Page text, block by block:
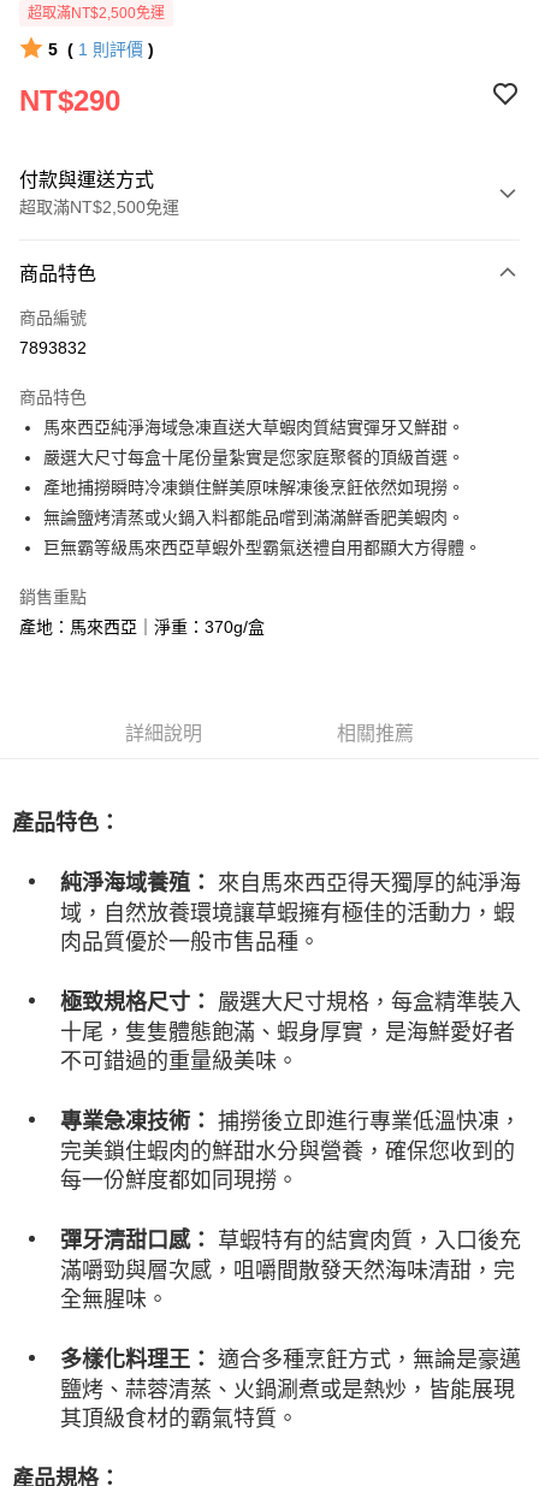
超取滿NT$2,500免運
5 ( 1 則評價 )
NT$290
付款與運送方式
超取滿NT$2,500免運
信用卡一次付款
LINE Pay
街口支付
悠遊付
Google Pay
大哥付你分期
相關說明
1.本服務由台灣大哥大提供，台灣大哥大用戶可立即使用無須另外申請。
3.實際核准額度、可分期數及費用金額請依後續交易確認頁面所載為準。
4.訂單成立30分鐘內，如未前往確認交易或遇審核未通過，訂單將自動取
【繳款方式說明】
1.分期款項不併入電信帳單，「大哥付你分期」於每月結算日後寄送繳費提
2.透過簡訊連結打開帳單後，可選擇「超商條碼／台灣大直營門市／銀行轉
帳／街口支付／iPASS MONEY」等通路繳費。
【注意事項】
買賣價金債權讓與本公司後，依約使用本公司帳單繳交帳款。
2.基於同意付款使用「大哥付你分期」之契約關係目的，商店將以您的個人
資料（包含姓名、電話或地址）提供予台灣大哥大進項蒐集、處理及利用，
由本公司與您本人進行分期帳單所需資料之確認、核對及更正。
AFTEE先享後付
【「AFTEE先享後付」結帳流程】
結帳頁面，進行簡訊認證並確認金額後，即可完成結帳。
２．訂單成立數日內，您將收到繳費通知簡訊。
３．收到繳費通知簡訊後14天內，點擊此簡訊中的連結，可透過四大超商／
ATM／網路銀行／等多元方式進行付款，方視為交易完成。
購買商品的店家。未經商家同意取消之訂單仍視為有效，需透過AFTEE先享
後付繳納相關費用。
※ 交易是否成功請以「AFTEE先享後付 」之結帳頁面顯示為準，若有關於
是否繳費成功／繳費後需取消欲退款等相關疑問，請聯繫「AFTEE先享後付
客戶支援中心」 https://netprotections.freshdesk.com/support/home
【注意事項】
１．透過由恩沛科技股份有限公司提供之「AFTEE先享後付」服務完成之交
易，需依本服務之必要範圍內提供個人資料，並將交易相關給付款項請求債
權轉讓予恩沛科技股份有限公司。
https://aftee.tw/terms/#terms3
３．未成年的使用者請事先徵得法定代理人或監護人之同意方可使用
「AFTEE先享後付」，若未經同意申辦者引起之損失，本公司不負相關責
４．使用「AFTEE先享後付」時，將依據個別帳號之用戶狀況，依本公司即
請求用戶進行身份認證。
５．嚴禁一人註冊多個帳號或使用他人資訊註冊。若發現惡意使用之情形，
恩沛科技股份有限公司將有權停止該用戶之使用額度並採取法律行動。
運送方式
不適用此配送)
每筆NT$150，滿NT$2,500(含以上)免運費
7-11冷凍超取(預計3-5天)(購買金額最高到2999元，超過請選
每筆NT$200，滿NT$2,500(含以上)免運費
冷凍宅配(配送時間18:00前)(如要選取7-11超取，單筆訂單金額最高
每筆NT$250，滿NT$3,000(含以上)免運費
離島冷凍宅配(配送時間18:00前)
冷凍貨到付款（配送時間18:00前）
每筆NT$250，滿NT$3,000(含以上)免運費
商品特色
商品編號
7893832
商品特色
馬來西亞純淨海域急凍直送大草蝦肉質結實彈牙又鮮甜。
嚴選大尺寸每盒十尾份量紮實是您家庭聚餐的頂級首選。
產地捕撈瞬時冷凍鎖住鮮美原味解凍後烹飪依然如現撈。
無論鹽烤清蒸或火鍋入料都能品嚐到滿滿鮮香肥美蝦肉。
巨無霸等級馬來西亞草蝦外型霸氣送禮自用都顯大方得體。
銷售重點
產地：馬來西亞｜淨重：370g/盒
詳細說明 相關推薦
產品特色：
純淨海域養殖：
來自馬來西亞得天獨厚的純淨海
域，自然放養環境讓草蝦擁有極佳的活動力，蝦
肉品質優於一般市售品種。
極致規格尺寸：
嚴選大尺寸規格，每盒精準裝入
十尾，隻隻體態飽滿、蝦身厚實，是海鮮愛好者
不可錯過的重量級美味。
專業急凍技術： 捕撈後立即進行專業低溫快凍，
完美鎖住蝦肉的鮮甜水分與營養，確保您收到的
每一份鮮度都如同現撈。
彈牙清甜口感：
草蝦特有的結實肉質，入口後充
滿嚼勁與層次感，咀嚼間散發天然海味清甜，完
全無腥味。
多樣化料理王： 適合多種烹飪方式，無論是豪邁
鹽烤、蒜蓉清蒸、火鍋涮煮或是熱炒，皆能展現
其頂級食材的霸氣特質。
產品規格：